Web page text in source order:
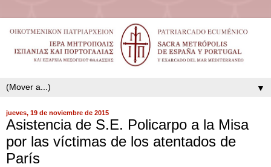
▼
jueves, 19 de noviembre de 2015
Asistencia de S.E. Policarpo a la Misa
por las víctimas de los atentados de
París